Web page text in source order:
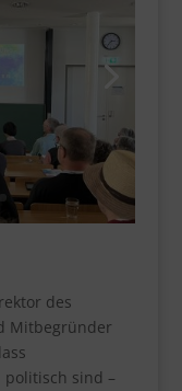
des
Mitbegründer
sind –